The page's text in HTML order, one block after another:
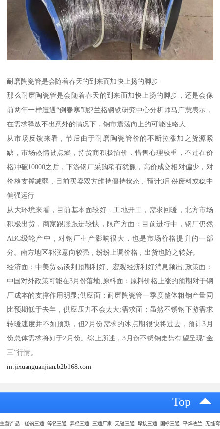
耐磨陶瓷管是会随着春天的到来而加快上扬的脚步
那么耐磨陶瓷管是会随着春天的到来而加快上扬的脚步，还是会像
前两年一样遭遇“倒春寒”呢?兰格钢铁研究中心分析师马广慧表示，
在需求释放不出意外的情况下，钢市震荡向上的可能性略大
从市场反馈来看，节后由于耐磨陶瓷管价的不断拉涨加之货源紧
缺，市场热情被点燃，持货商积极抬价，惜售心理较重，不过在价
格冲破10000之后，下游钢厂采购稍有犹豫，高价成交相对偏少，对
价格支撑减弱，目前买卖双方维持僵持状态，预计3月份废料或稳中
偏强运行
从大环境来看，目前基本面较好，工地开工，需求回暖，北方市场
积极出货，商家跟涨跟进较快，限产方面：目前进行中，钢厂仍然
ABC级轮产中，对钢厂生产影响很大，也是市场价格提升的一部
分。南方地区补涨意向较强，纷纷上调价格，出货也随之转好。
经济面：中美贸易谈判预期利好、宏观经济利好消息频出;政策面：
中国对外政策可能在3月份落地;原料面：原料价格上涨的预期对于钢
厂成本的支撑作用明显;供应面：耐磨陶瓷管一季度整体粗钢产量同
比预期低于去年，供应压力不会太大;需求面：虽然不锈钢下游需求
转暖速度并不如预期，但2月份需求的冰点期很快将过去，预计3月
份总体需求将好于2月份。综上所述，3月份不锈钢走势有望呈现“金
三”行情。
m.jixuanguanjian.b2b168.com
Top
主营产品：碳钢三通 等径三通 异径三通 三通厂家 无缝三通 焊接三通 国标三通 平焊法兰 无缝弯